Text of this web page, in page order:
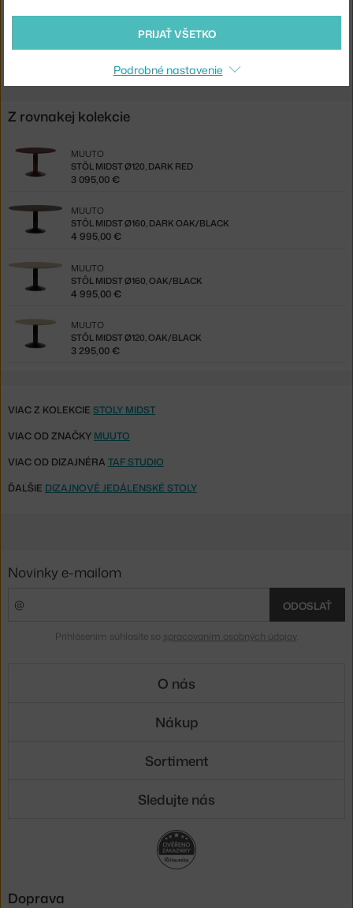
Shopping from the EU? Switch toMidst Table Ø160, dark oak/dark
red
Z rovnakej kolekcie
STÔL MIDST Ø120, DARK RED
MUUTO
3 095,00 €
STÔL MIDST Ø160, DARK OAK/BLACK
MUUTO
4 995,00 €
STÔL MIDST Ø160, OAK/BLACK
MUUTO
4 995,00 €
STÔL MIDST Ø120, OAK/BLACK
MUUTO
3 295,00 €
VIAC Z KOLEKCIE STOLY MIDST
VIAC OD ZNAČKY MUUTO
VIAC OD DIZAJNÉRA TAF STUDIO
ĎALŠIE DIZAJNOVÉ JEDÁLENSKÉ STOLY
PRIJAŤ VŠETKO
Podrobné nastavenie
Novinky e-mailom
ODOSLAŤ
Prihlásením súhlasíte so spracovaním osobných údajov.
O nás
Nákup
Sortiment
Sledujte nás
Doprava